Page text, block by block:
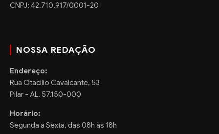
CNPJ: 42.710.917/0001-20
NOSSA REDAÇÃO
Endereço:
Rua Otacilio Cavalcante, 53
Pilar - AL, 57.150-000
Horário:
Segunda a Sexta, das 08h às 18h